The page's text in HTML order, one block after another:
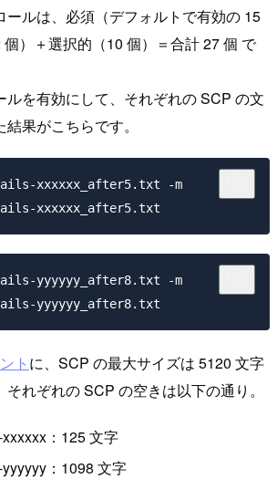
ールは、必須（デフォルトで有効の 15
）＋選択的（10 個）＝合計 27 個 で
ルを有効にして、それぞれの SCP の文
果がこちらです。
xxxxxx_after5.txt -m
yyyyyy_after8.txt -m
ト に、SCP の最大サイズは 5120 文字
れぞれの SCP の空きは以下の通り。
：125 文字
：1098 文字